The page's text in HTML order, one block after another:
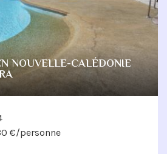
NOUVELLE-CALÉDONIE
€/personne